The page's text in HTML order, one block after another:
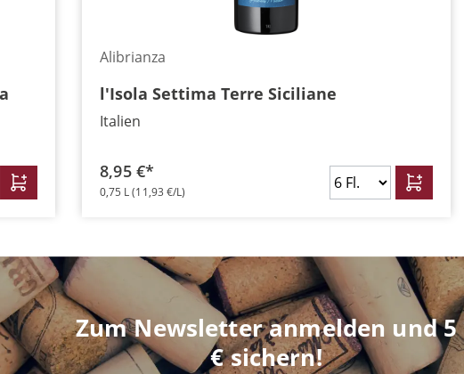
Alibrianza
l'Isola Settima Terre Siciliane
Italien
8,95 €*
0,75 L(11,93 €/L)
Zum Newsletter anmelden und 5
€ sichern!